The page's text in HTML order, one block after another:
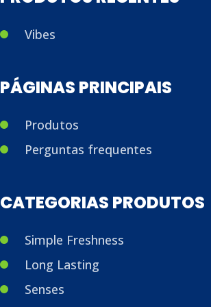
Vibes
PÁGINAS PRINCIPAIS
Produtos
Perguntas frequentes
CATEGORIAS PRODUTOS
Simple Freshness
Long Lasting
Senses